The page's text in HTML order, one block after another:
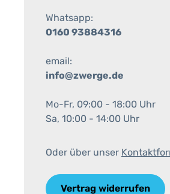
Whatsapp:
0160 93884316
email:
info@zwerge.de
Mo-Fr, 09:00 - 18:00 Uhr
Sa, 10:00 - 14:00 Uhr
Oder über unser
Vertrag widerrufen